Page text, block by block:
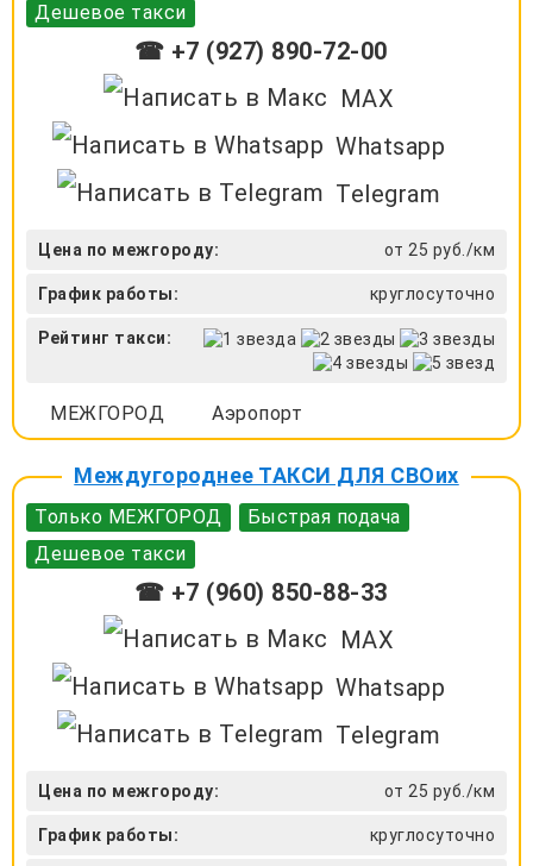
Дешевое такси
☎ +7 (927) 890-72-00
MAX
Whatsapp
Telegram
Цена по межгороду: от 25 руб./км
График работы: круглосуточно
Рейтинг такси:
МЕЖГОРОД Аэропорт
Междугороднее ТАКСИ ДЛЯ СВОих
Только МЕЖГОРОД
Быстрая подача
Дешевое такси
☎ +7 (960) 850-88-33
MAX
Whatsapp
Telegram
Цена по межгороду: от 25 руб./км
График работы: круглосуточно